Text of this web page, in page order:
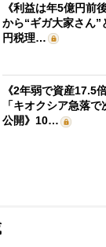
《利益は年5億円前
から“ギガ大家さん
円税理…
《2年弱で資産17.5
「キオクシア急落
公開》10…